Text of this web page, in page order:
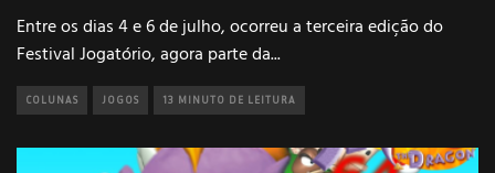
Entre os dias 4 e 6 de julho, ocorreu a terceira edição do
Festival Jogatório, agora parte da...
COLUNAS JOGOS 13 MINUTO DE LEITURA